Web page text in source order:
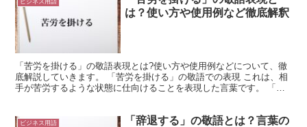
は？使い方や使用例など徹底解釈
「苦労を掛ける」の敬語表現とは?使い方や使用例などについて、徹
底解説していきます。 「苦労を掛ける」の敬語での表現 これは、相
手が苦労するような状態に仕向けることを表現した言葉です。 「苦
ビジネス用語
「辞退する」の敬語とは？言葉の